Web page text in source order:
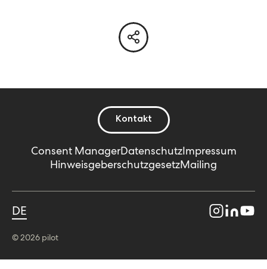
Consent ManagerDatenschutzImpressum
HinweisgeberschutzgesetzMailing
Kontakt
© 2026 pilot
DE